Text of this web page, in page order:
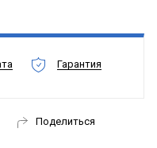
Гарантия
Поделиться